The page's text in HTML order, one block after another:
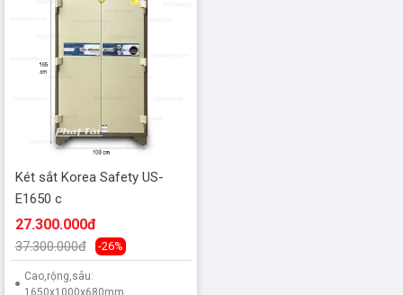
Két sắt Korea Safety US-
E1650 c
27.300.000đ
37.300.000đ -26%
Cao,rộng,sâu:
1650x1000x680mm